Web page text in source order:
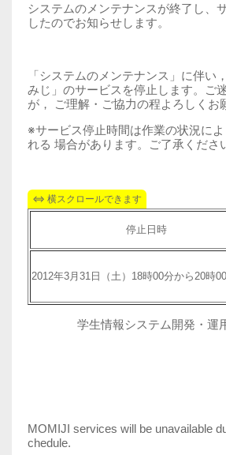
システムのメンテナンスが終了し、
したのでお知らせします。
「システムのメンテナンス」に伴い，
みじ」のサービスを停止します。ご
が， ご理解・ご協力の程よろしくお
※サービス停止時間は作業の状況に
れる 場合があります。ご了承くださ
停止日時
2012年3月 31 日（土）18時00分から20時00
学生情報システム開発・運
MOMIJI services will be unavailable
chedule.